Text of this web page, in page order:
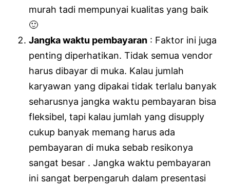
murah tadi mempunyai kualitas yang baik
🙂
Jangka waktu pembayaran : Faktor ini juga
penting diperhatikan. Tidak semua vendor
harus dibayar di muka. Kalau jumlah
karyawan yang dipakai tidak terlalu banyak
seharusnya jangka waktu pembayaran bisa
fleksibel, tapi kalau jumlah yang disupply
cukup banyak memang harus ada
pembayaran di muka sebab resikonya
sangat besar . Jangka waktu pembayaran
ini sangat berpengaruh dalam presentasi